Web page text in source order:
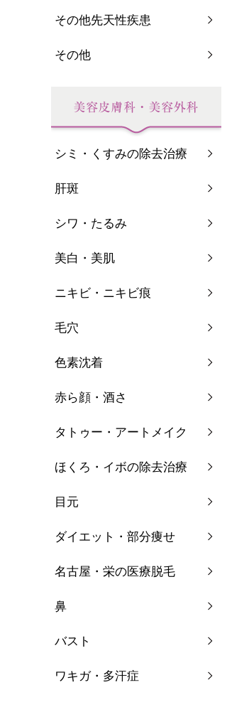
その他先天性疾患
その他
シミ・くすみの除去治療
肝斑
シワ・たるみ
美白・美肌
ニキビ・ニキビ痕
毛穴
色素沈着
赤ら顔・酒さ
タトゥー・アートメイク
ほくろ・イボの除去治療
目元
ダイエット・部分痩せ
名古屋・栄の医療脱毛
鼻
バスト
ワキガ・多汗症